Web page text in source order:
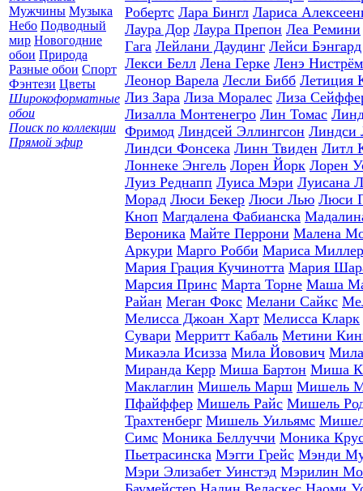
Мужчины Музыка
Небо Подводный
мир Новогодние
обои Природа
Разные обои Спорт
Фэнтези Цветы
Широкоформатные
обои
Поиск по коллекции
Прямой эфир
Робертс Лара Бингл Лариса
Лаура Дор Лаура Препон Леа Ремини
Гага Лейлани Даудинг Лейси Бэнгард
Лекси Белл Лена Герке Ленэ Нистрём
Леонор Варела Лесли Бибб Летиция
Лиз Зара Лиза Моралес Лиза
Лизалла Монтенегро Лин Томас
Фримод Линдсей Эллингсон Линдси
Линдси Фонсека Линн Твиден Литл
Лоннеке Энгель Лорен Йорк Лорен
Луиз Реднапп Луиса Мэри Луисана
Морад Люси Бекер Люси Лью Люси
Кноп Магдалена Фабианска
Вероника Майте Перрони Малена
Аркури Марго Робби Мариса Миллер
Мария Грация Кучинотта Мария
Марсия Принс Марта Торне Маша
Райан Меган Фокс Мелани Сайкс
Мелисса Джоан Харт Мелисса Кларк
Сувари Мерритт Кабаль Метини
Микаэла Исизза Мила Йовович
Миранда Керр Миша Бартон Миша
Маклаглин Мишель Марш Мишель
Пфайффер Мишель Райс Мишель
Трахтенберг Мишель Уильямс
Симс Моника Беллуччи Моника
Пьетрасинска Мэгги Грейс Мэнди
Мэри Элизабет Уинстэд Мэрилин